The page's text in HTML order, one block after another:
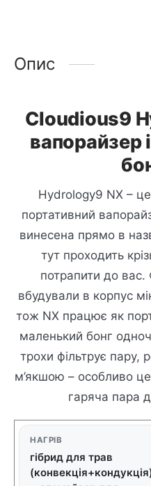
Опис
Cloudious9
вапорайзер
Hydrology9 NX –
портативний
винесена прямо в
тут проходить
потрапити до
вбудували в корпус
тож NX працює як
маленький бонг
трохи фільтрує пару,
м’якшою – особливо
гаряча пара
НАГРІВ
гібрид для трав